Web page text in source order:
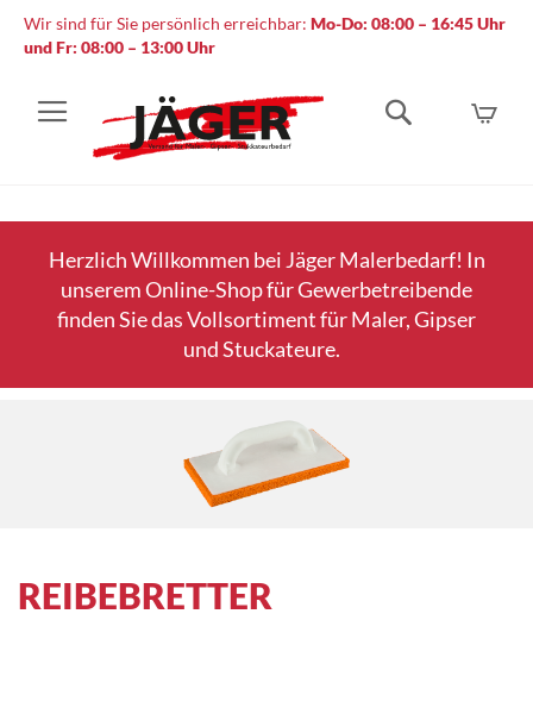
Wir sind für Sie persönlich erreichbar: Mo-Do: 08:00 – 16:45 Uhr
und Fr: 08:00 – 13:00 Uhr
Herzlich Willkommen bei Jäger Malerbedarf! In
unserem Online-Shop für Gewerbetreibende
finden Sie das Vollsortiment für Maler, Gipser
und Stuckateure.
REIBEBRETTER